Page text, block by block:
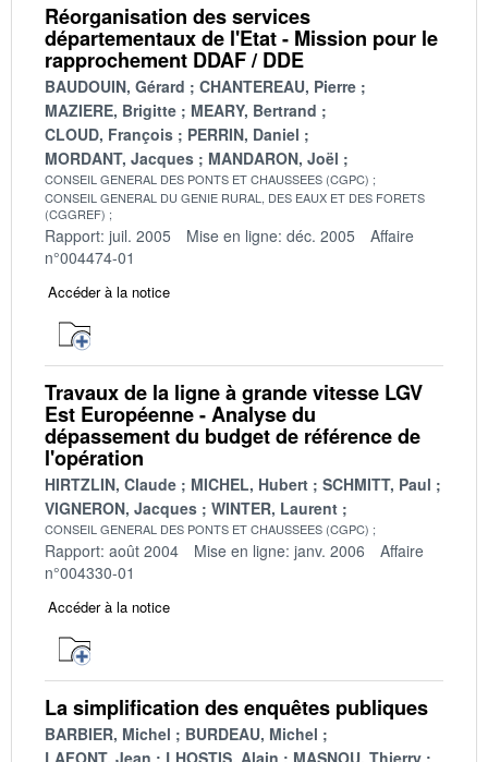
Réorganisation des services
départementaux de l'Etat - Mission pour le
rapprochement DDAF / DDE
BAUDOUIN, Gérard
CHANTEREAU, Pierre
MAZIERE, Brigitte
MEARY, Bertrand
CLOUD, François
PERRIN, Daniel
MORDANT, Jacques
MANDARON, Joël
CONSEIL GENERAL DES PONTS ET CHAUSSEES (CGPC)
CONSEIL GENERAL DU GENIE RURAL, DES EAUX ET DES FORETS
(CGGREF)
Rapport: juil. 2005 Mise en ligne: déc. 2005
Affaire
n°004474-01
Accéder à la notice
Travaux de la ligne à grande vitesse LGV
Est Européenne - Analyse du
dépassement du budget de référence de
l'opération
HIRTZLIN, Claude MICHEL, Hubert
SCHMITT, Paul
VIGNERON, Jacques
WINTER, Laurent
CONSEIL GENERAL DES PONTS ET CHAUSSEES (CGPC)
Rapport: août 2004 Mise en ligne: janv. 2006
Affaire
n°004330-01
Accéder à la notice
La simplification des enquêtes publiques
BARBIER, Michel
BURDEAU, Michel
LAFONT, Jean
LHOSTIS, Alain MASNOU, Thierry